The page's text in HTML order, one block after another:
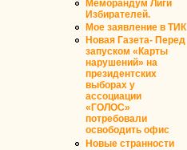
Меморандум Лиги
Избирателей.
Мое заявление в ТИК
Новая Газета- Перед
запуском «Карты
нарушений» на
президентских
выборах у
ассоциации
«ГОЛОС»
потребовали
освободить офис
Новые странности